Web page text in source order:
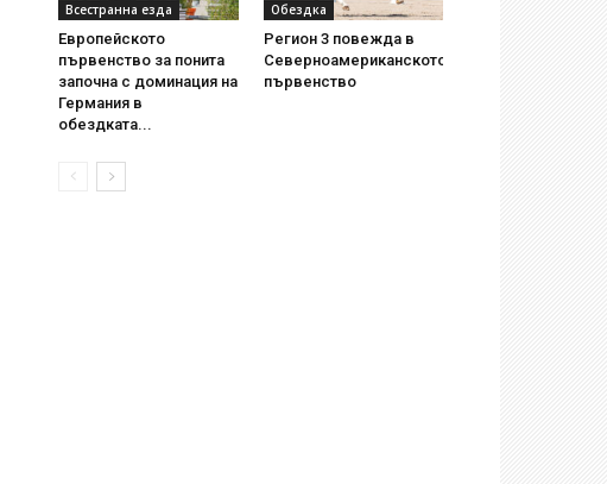
Всестранна езда
Европейското
първенство за понита
започна с доминация на
Германия в
обездката...
Обездка
Регион 3 повежда в
Северноамериканското
първенство